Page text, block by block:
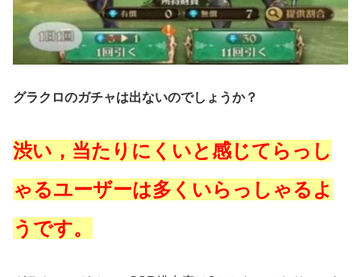
グラクロのガチャは出ないのでしょうか？
渋い，当たりにくいと感じてらっし
ゃるユーザーは多くいらっしゃるよ
うです。